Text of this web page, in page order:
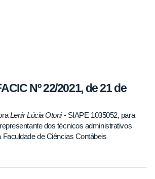
Nº 22/2021, de 21 de
Lenir Lúcia Otoni - SIAPE 1035052, para
dos técnicos administrativos
Faculdade de Ciências Contábeis